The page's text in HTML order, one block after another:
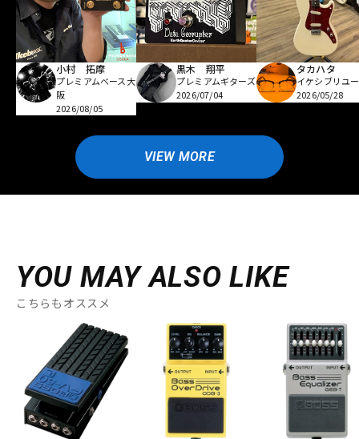
小村 拓摩
プレミアムベース大
阪
2026/08/05
黒木 翔平
プレミアムギターズ
2026/07/04
タカハタ
イケシブリユ
2026/05/28
VIEW MORE
YOU MAY ALSO LIKE
こちらもオススメ